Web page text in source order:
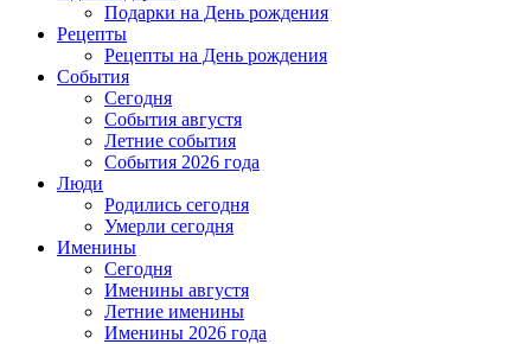
Подарки на День рождения
Рецепты
Рецепты на День рождения
События
Cегодня
События августя
Летние события
События 2026 года
Люди
Родились сегодня
Умерли сегодня
Именины
Cегодня
Именины августя
Летние именины
Именины 2026 года